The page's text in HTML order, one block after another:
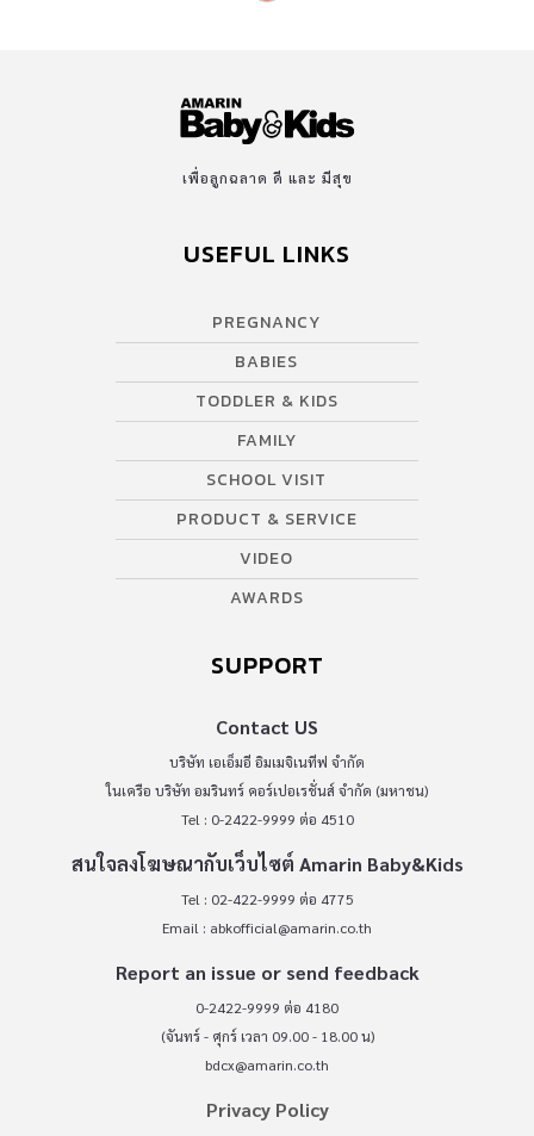
เพื่อลูกฉลาด ดี และ มีสุข
USEFUL LINKS
PREGNANCY
BABIES
TODDLER & KIDS
FAMILY
SCHOOL VISIT
PRODUCT & SERVICE
VIDEO
AWARDS
SUPPORT
Contact US
บริษัท เอเอ็มอี อิมเมจิเนทีฟ จำกัด
ในเครือ บริษัท อมรินทร์ คอร์เปอเรชั่นส์ จำกัด (มหาชน)
Tel : 0-2422-9999 ต่อ 4510
สนใจลงโฆษณากับเว็บไซต์ Amarin Baby&Kids
Tel : 02-422-9999 ต่อ 4775
Email : abkofficial@amarin.co.th
Report an issue or send feedback
0-2422-9999 ต่อ 4180
(จันทร์ - ศุกร์ เวลา 09.00 - 18.00 น)
bdcx@amarin.co.th
Privacy Policy